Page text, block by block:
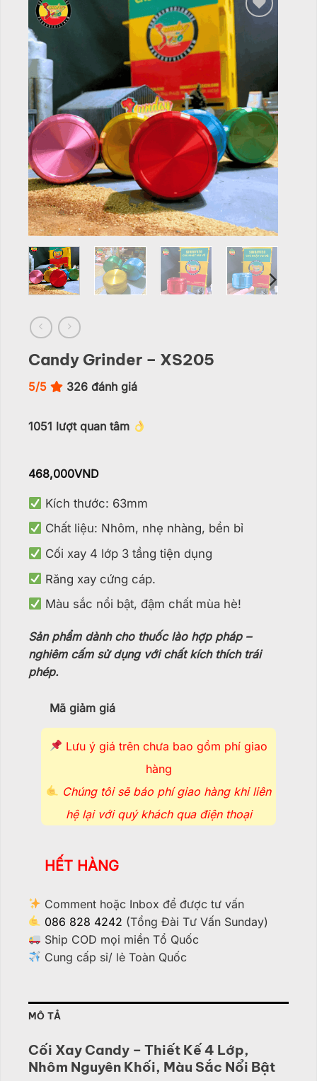
wishlist
Candy Grinder – XS205
5/5 326 đánh giá
1051 lượt quan tâm
468,000VND
Kích thước: 63mm
Chất liệu: Nhôm, nhẹ nhàng, bền bỉ
Cối xay 4 lớp 3 tầng tiện dụng
Răng xay cứng cáp.
Màu sắc nổi bật, đậm chất mùa hè!
Sản phẩm dành cho thuốc lào hợp pháp –
nghiêm cấm sử dụng với chất kích thích trái
phép.
Mã giảm giá
Lưu ý giá trên chưa bao gồm phí giao
hàng
Chúng tôi sẽ báo phí giao hàng khi liên
hệ lại với quý khách qua điện thoại
HẾT HÀNG
Comment hoặc Inbox để được tư vấn
086 828 4242 (Tổng Đài Tư Vấn Sunday)
Ship COD mọi miền Tổ Quốc
Cung cấp sỉ/ lẻ Toàn Quốc
MÔ TẢ
Cối Xay Candy – Thiết Kế 4 Lớp,
Nhôm Nguyên Khối, Màu Sắc Nổi Bật